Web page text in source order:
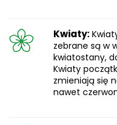
Kwiaty:
zebrane są w
kwiatostany,
Kwiaty
zmieniają się
nawet